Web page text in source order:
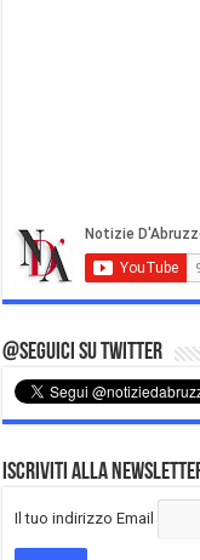
@Seguici su Twitter
Iscriviti alla
Il tuo indirizzo Email